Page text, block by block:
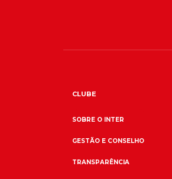
CLUBE
SOBRE O INTER
GESTÃO E CONSELHO
TRANSPARÊNCIA